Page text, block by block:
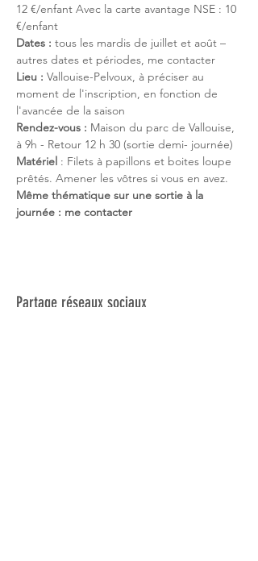
12 €/enfant Avec la carte avantage NSE : 10
€/enfant
Dates : tous les mardis de juillet et août –
autres dates et périodes, me contacter
Lieu : Vallouise-Pelvoux, à préciser au
moment de l'inscription, en fonction de
l'avancée de la saison
Rendez-vous : Maison du parc de Vallouise,
à 9h - Retour 12 h 30 (sortie demi- journée)
Matériel : Filets à papillons et boites loupe
prêtés. Amener les vôtres si vous en avez.
Même thématique sur une sortie à la
journée : me contacter
Partage réseaux sociaux